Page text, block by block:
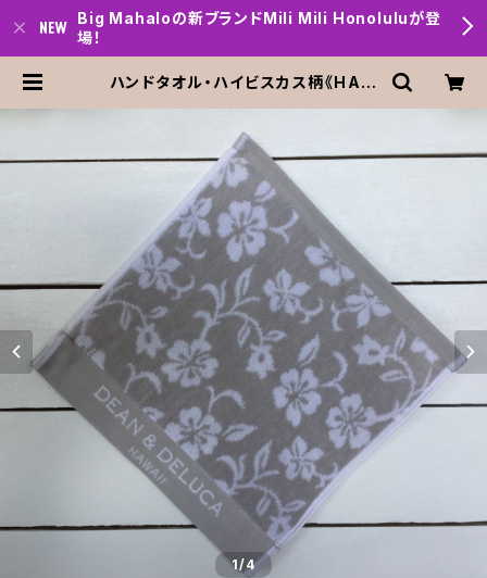
Big Mahaloの新ブランドMili Mili Honoluluが登
場！
ハンドタオル・ハイビスカス柄《HAW
alo Honolulu
1/4